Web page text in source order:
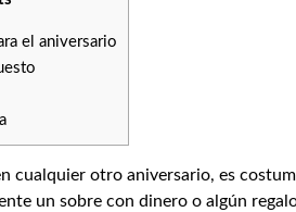
el aniversario
cualquier otro aniversario, es
un sobre con dinero o algún